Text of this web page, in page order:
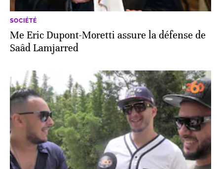
SOCIÉTÉ
Me Eric Dupont-Moretti assure la défense de
Saâd Lamjarred